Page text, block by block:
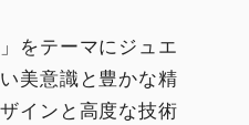
をテーマにジュエ
美意識と豊かな精
インと高度な技術